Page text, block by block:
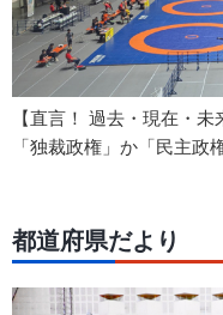
【直言！ 過去・現在・
「独裁政権」か「民主政
都道府県だより